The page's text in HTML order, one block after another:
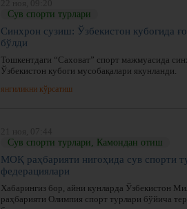
Сув спорти турлари
Синхрон сузиш: Ўзбекистон кубогида
бўлди
Тошкентдаги “Саховат” спорт мажмуасида
Ўзбекистон кубоги мусобақалари якунланди.
янгиликни кўрсатиш
Сув спорти турлари, Камондан отиш
МОҚ раҳбарияти нигоҳида сув спорти
федерациялари
Хабарингиз бор, айни кунларда Ўзбекистон
раҳбарияти Олимпия спорт турлари бўйича